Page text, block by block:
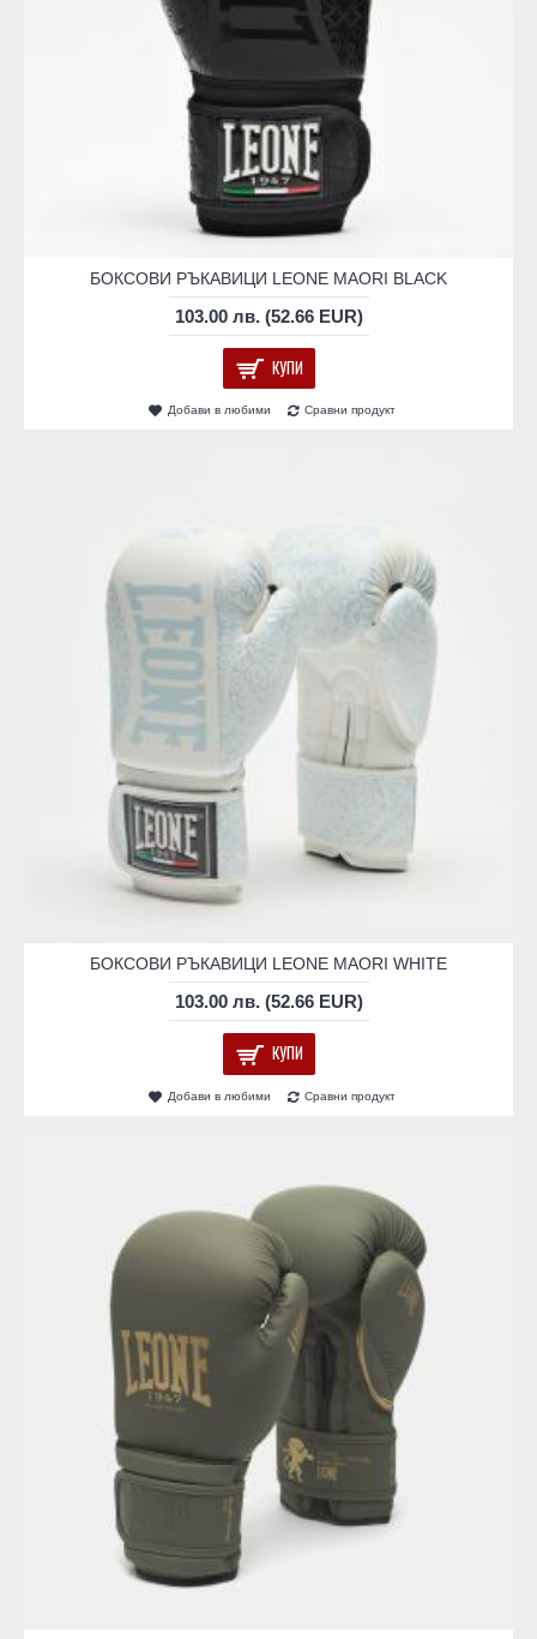
БОКСОВИ РЪКАВИЦИ LEONE MAORI BLACK
103.00 лв. (52.66 EUR)
КУПИ
Добави в любими Сравни продукт
БОКСОВИ РЪКАВИЦИ LEONE MAORI WHITE
103.00 лв. (52.66 EUR)
КУПИ
Добави в любими Сравни продукт